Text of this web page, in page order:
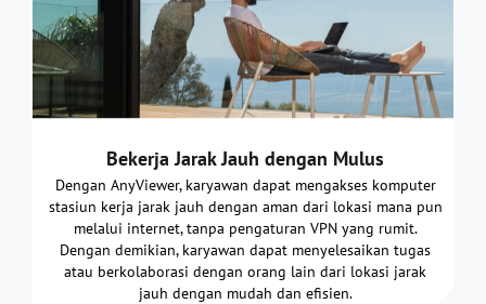
Bekerja Jarak Jauh dengan Mulus
Dengan AnyViewer, karyawan dapat mengakses komputer
stasiun kerja jarak jauh dengan aman dari lokasi mana pun
melalui internet, tanpa pengaturan VPN yang rumit.
Dengan demikian, karyawan dapat menyelesaikan tugas
atau berkolaborasi dengan orang lain dari lokasi jarak
jauh dengan mudah dan efisien.